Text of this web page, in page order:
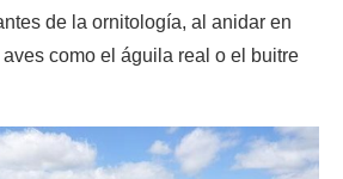
de la ornitología, al anidar en
como el águila real o el buitre